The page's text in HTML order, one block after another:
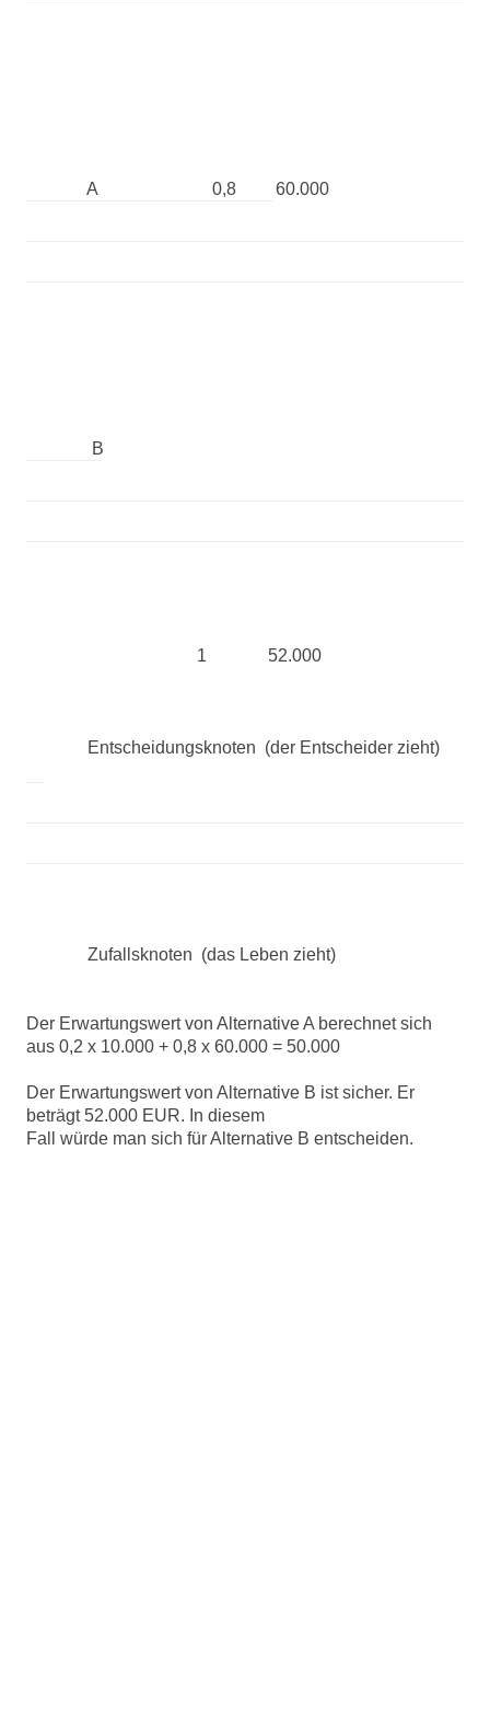
A 0,8 60.000
B
1 52.000
Entscheidungsknoten (der Entscheider zieht)
Zufallsknoten (das Leben zieht)
Der Erwartungswert von Alternative A berechnet sich
aus 0,2 x 10.000 + 0,8 x 60.000 = 50.000
Der Erwartungswert von Alternative B ist sicher. Er
beträgt 52.000 EUR. In diesem
Fall würde man sich für Alternative B entscheiden.